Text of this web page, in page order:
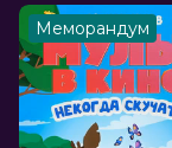
Меморандум